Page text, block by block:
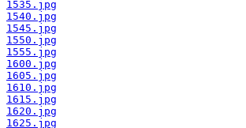
1535.jpg
1540.jpg
1545.jpg
1550.jpg
1555.jpg
1600.jpg
1605.jpg
1610.jpg
1615.jpg
1620.jpg
1625.jpg